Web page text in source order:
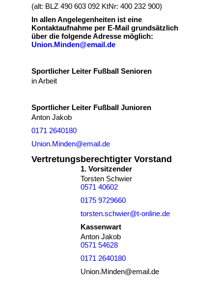
(alt: BLZ 490 603 092 KtNr: 400 232 900)
In allen Angelegenheiten ist eine
Kontaktaufnahme per E-Mail grundsätzlich
über die folgende Adresse möglich:
Union.Minden@email.de
Sportlicher Leiter Fußball Senioren
in Arbeit
Sportlicher Leiter Fußball Junioren
Anton Jakob
0171 2640180
Union.Minden@email.de
Vertretungsberechtigter Vorstand
1. Vorsitzender
Torsten Schwier
0571 40602
0175 9729660
torsten.schwier@t-online.de
Kassenwart
Anton Jakob
0571 54628
0171 2640180
Union.Minden@email.de